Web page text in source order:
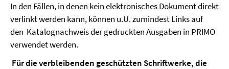
In den Fällen, in denen kein elektronisches Dokument direkt
verlinkt werden kann, können u.U. zumindest Links auf
den Katalognachweis der gedruckten Ausgaben in PRIMO
verwendet werden.
Für die verbleibenden geschützten Schriftwerke, die